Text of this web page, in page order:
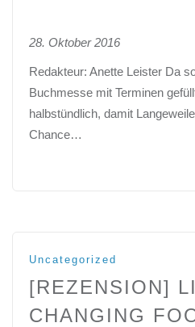
28. Oktober 2016
Redakteur: Anette Leister Da
Buchmesse mit Terminen
halbstündlich, damit
Chance…
Uncategorized
[REZENSION]
CHANGING